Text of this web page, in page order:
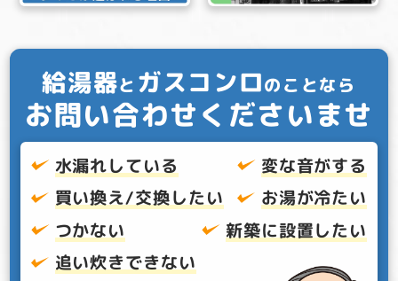
給湯器と ガスコンロのことなら
お問い合わせくださいませ
水漏れしている
変な音がする
買い換え/交換したい
お湯が冷たい
つかない
新築に設置したい
追い炊きできない